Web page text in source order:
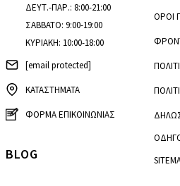
ΔΕΥΤ.-ΠΑΡ.: 8:00-21:00
ΣΑΒΒΑΤΟ: 9:00-19:00
ΚΥΡΙΑΚΗ: 10:00-18:00
[email protected]
ΚΑΤΑΣΤΗΜΑΤΑ
ΦΟΡΜΑ ΕΠΙΚΟΙΝΩΝΙΑΣ
ΟΡΟΙ
BLOG